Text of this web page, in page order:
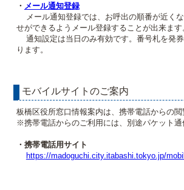
・ メール通知登録
メール通知登録では、お呼出の順番が近く
せができるようメール登録することが出来ます
通知設定は当日のみ有効です。番号札を発
ります。
モバイルサイトのご案内
板橋区役所窓口情報案内は、携帯電話からの閲
※携帯電話からのご利用には、別途パケット通
・携帯電話用サイト
https://madoguchi.city.itabashi.tokyo.jp/